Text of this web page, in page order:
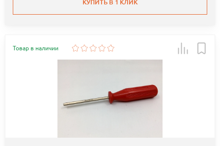
КУПИТЬ В 1 КЛИК
Товар в наличии